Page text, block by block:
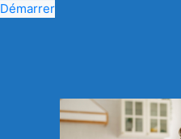
Démarrer